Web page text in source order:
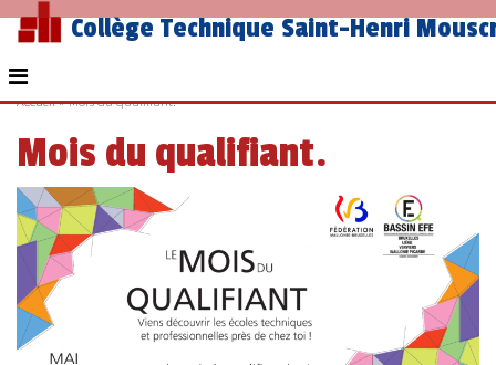
Collège Technique Saint-Henri
Accueil»Mois du qualifiant.
Mois du qualifiant.